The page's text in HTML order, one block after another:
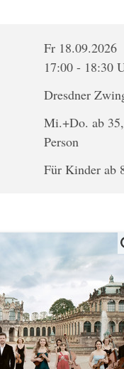
Fr 18.09.2026
17:00 - 18:30
Dresdner
Mi.+Do. ab
Person
Für Kinder ab